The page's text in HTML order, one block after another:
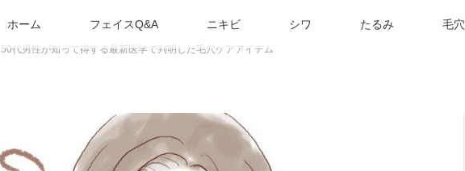
ホーム フェイスQ&A ニキビ シワ たるみ 毛穴
50代男性が知って得する最新医学で判明した毛穴ケアアイテム